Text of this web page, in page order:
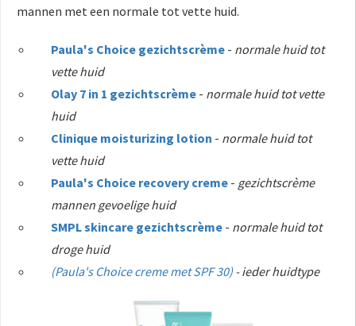
mannen met een normale tot vette huid.
Paula's Choice gezichtscrème - normale huid tot
vette huid
Olay 7 in 1 gezichtscrème - normale huid tot vette
huid
Clinique moisturizing lotion - normale huid tot
vette huid
Paula's Choice recovery creme - gezichtscrème
mannen gevoelige huid
SMPL skincare gezichtscrème - normale huid tot
droge huid
(Paula's Choice creme met SPF 30) - ieder huidtype